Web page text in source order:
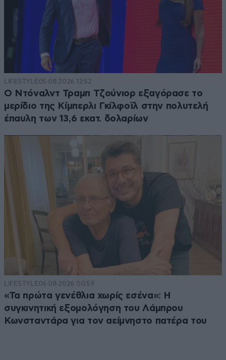
LIFESTYLE05·08·2026 12:52
Ο Ντόναλντ Τραμπ Τζούνιορ εξαγόρασε το
μερίδιο της Κίμπερλι Γκίλφοϊλ στην πολυτελή
έπαυλη των 13,6 εκατ. δολαρίων
LIFESTYLE06·08·2026 00:59
«Τα πρώτα γενέθλια χωρίς εσένα»: Η
συγκινητική εξομολόγηση του Λάμπρου
Κωνσταντάρα για τον αείμνηστο πατέρα του